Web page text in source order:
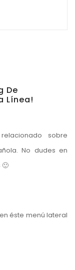
De
Línea!
sobre
No dudes en
éste menú lateral